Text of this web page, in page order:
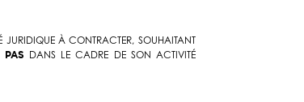
JURIDIQUE À CONTRACTER, SOUHAITANT
PAS DANS LE CADRE DE SON ACTIVITÉ